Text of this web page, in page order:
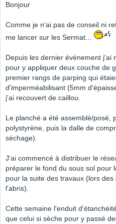
Bonjour
Comme je n'ai pas de conseil ni
me lancer sur les Sermat...
Depuis les dernier évènement j'ai
pour y appliquer deux couche de
premier rangs de parping qui
d'imperméabilisant (5mm
j'ai recouvert de caillou.
Le planché a été assemblé/posé,
polystyrène, puis la dalle de
séchage).
J'ai commencé à distribuer le
préparer le fond du sous sol pour
pour la suite des travaux (lors
l'abris).
Cette semaine l'enduit
que celui si sèche pour y passé